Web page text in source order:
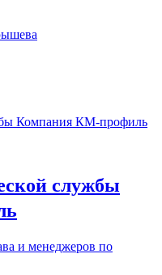
службы